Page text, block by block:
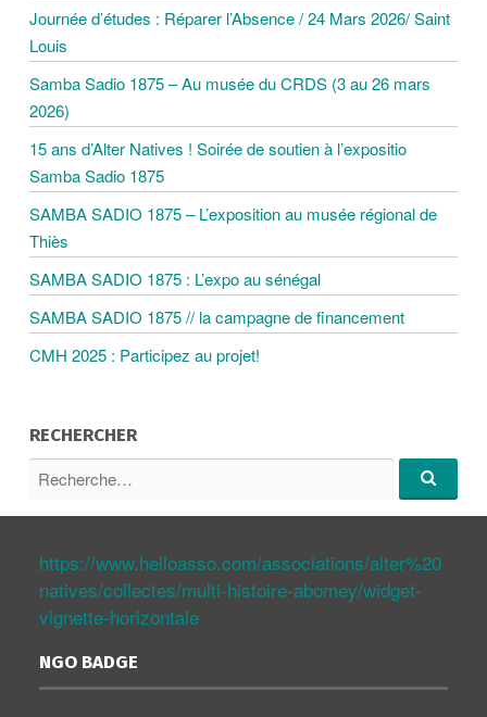
A
T
I
O
N
D
E
S
A
R
T
I
Journée d’études : Réparer l’Absence / 24 Mars 2026/ Saint
Louis
Samba Sadio 1875 – Au musée du CRDS (3 au 26 mars
2026)
15 ans d’Alter Natives ! Soirée de soutien à l’expositio
Samba Sadio 1875
SAMBA SADIO 1875 – L’exposition au musée régional de
Thiès
SAMBA SADIO 1875 : L’expo au sénégal
SAMBA SADIO 1875 // la campagne de financement
CMH 2025 : Participez au projet!
RECHERCHER
R
c
R
e
e
https://www.helloasso.com/associations/alter%20
natives/collectes/multi-histoire-abomey/widget-
vignette-horizontale
NGO BADGE